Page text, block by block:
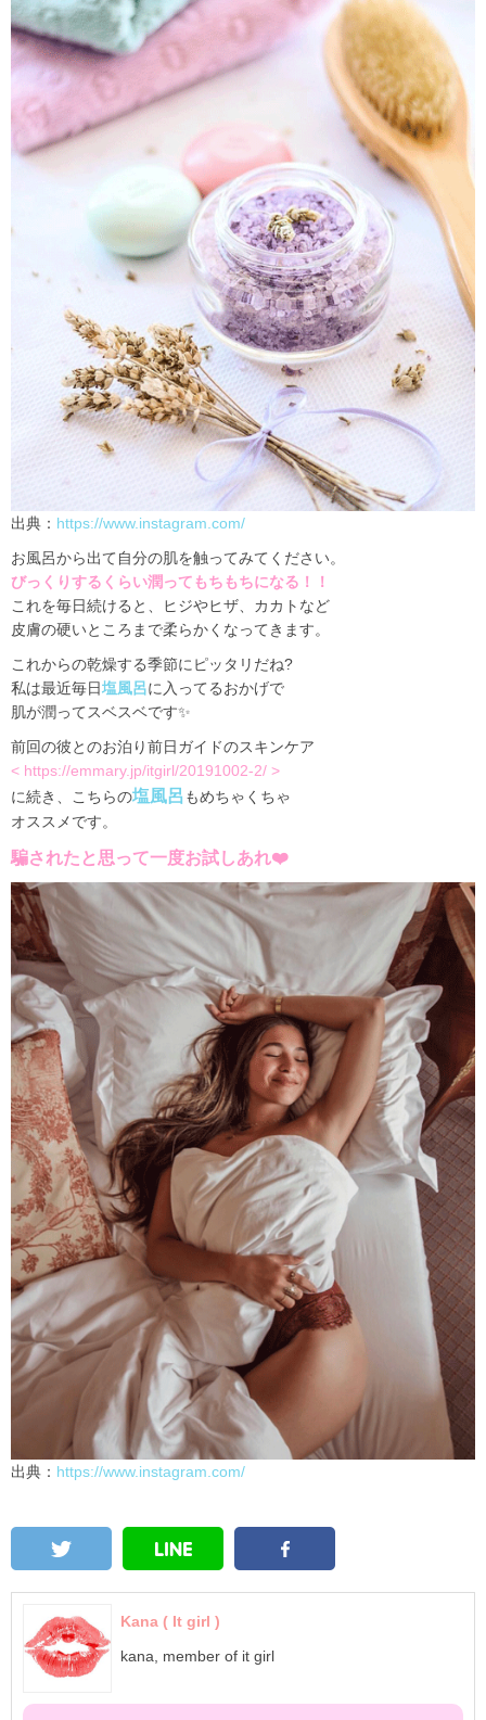
出典： https://www.instagram.com/
お風呂から出て自分の肌を触ってみてください。
びっくりするくらい潤ってもちもちになる！！
これを毎日続けると、ヒジやヒザ、カカトなど
皮膚の硬いところまで柔らかくなってきます。
これからの乾燥する季節にピッタリだね?
私は最近毎日塩風呂に入ってるおかげで
肌が潤ってスベスベです✨
前回の彼とのお泊り前日ガイドのスキンケア
< https://emmary.jp/itgirl/20191002-2/ >
に続き、こちらの塩風呂もめちゃくちゃ
オススメです。
騙されたと思って一度お試しあれ❤️
出典： https://www.instagram.com/
Kana ( It girl )
kana, member of it girl